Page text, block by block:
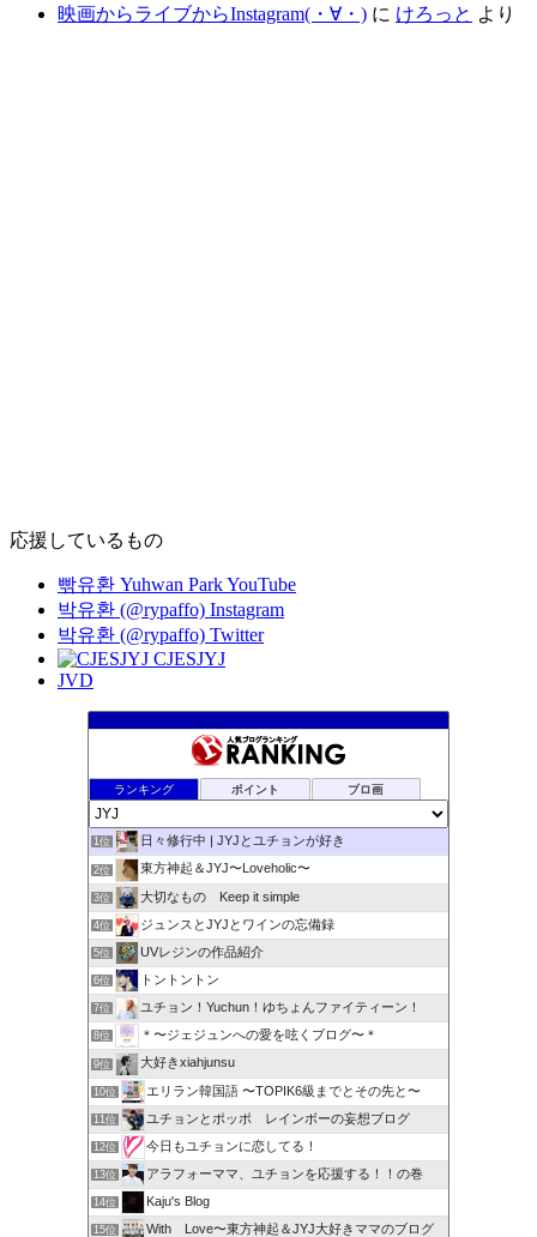
映画からライブからInstagram(⁠・⁠∀⁠・⁠) に けろっと より
応援しているもの
빢유환 Yuhwan Park YouTube
박유환 (@rypaffo) Instagram
박유환 (@rypaffo) Twitter
CJESJYJ
JVD
ランキング ポイント ブロ画
1位 日々修行中 | JYJとユチョンが好き
2位 東方神起＆JYJ〜Loveholic〜
3位 大切なもの Keep it simple
4位 ジュンスとJYJとワインの忘備録
5位 UVレジンの作品紹介
6位 トントントン
7位 ユチョン！Yuchun！ゆちょんファイティーン！
8位 ＊〜ジェジュンへの愛を呟くブログ〜＊
9位 大好きxiahjunsu
10位 エリラン韓国語 〜TOPIK6級までとその先と〜
11位 ユチョンとポッポ レインボーの妄想ブログ
12位 今日もユチョンに恋してる！
13位 アラフォーママ、ユチョンを応援する！！の巻
14位 Kaju's Blog
15位 With Love〜東方神起＆JYJ大好きママのブログ